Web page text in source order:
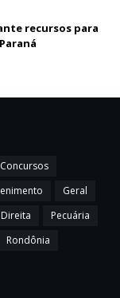
recursos para
Concursos
Geral
Pecuária
Rondônia